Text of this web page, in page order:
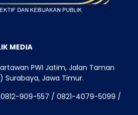
MEDIA
PWI Jatim, Jalan Taman
Surabaya, Jawa Timur.
909-557 / 0821-4079-5099 /